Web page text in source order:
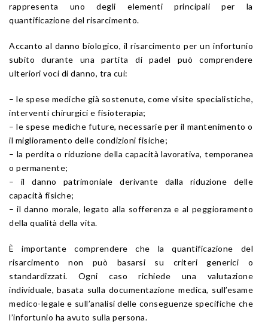
rappresenta uno degli elementi principali per la
quantificazione del risarcimento.
Accanto al danno biologico, il risarcimento per un infortunio
subito durante una partita di padel può comprendere
ulteriori voci di danno, tra cui:
– le spese mediche già sostenute, come visite specialistiche,
interventi chirurgici e fisioterapia;
– le spese mediche future, necessarie per il mantenimento o
il miglioramento delle condizioni fisiche;
– la perdita o riduzione della capacità lavorativa, temporanea
o permanente;
– il danno patrimoniale derivante dalla riduzione delle
capacità fisiche;
– il danno morale, legato alla sofferenza e al peggioramento
della qualità della vita.
È importante comprendere che la quantificazione del
risarcimento non può basarsi su criteri generici o
standardizzati. Ogni caso richiede una valutazione
individuale, basata sulla documentazione medica, sull’esame
medico-legale e sull’analisi delle conseguenze specifiche che
l’infortunio ha avuto sulla persona.